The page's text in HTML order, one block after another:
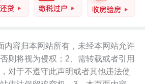
内容归本网站所有，未经本网站允许
则将视为侵权；2、需转载或者引用
对于不遵守此声明或者其他违法使